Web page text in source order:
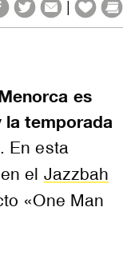
|
es
la temporada
. En esta
el Jazzbah
«One Man